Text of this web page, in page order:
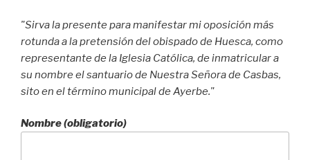
"Sirva la presente para manifestar mi oposición más
rotunda a la pretensión del obispado de Huesca, como
representante de la Iglesia Católica, de inmatricular a
su nombre el santuario de Nuestra Señora de Casbas,
sito en el término municipal de Ayerbe."
Nombre (obligatorio)